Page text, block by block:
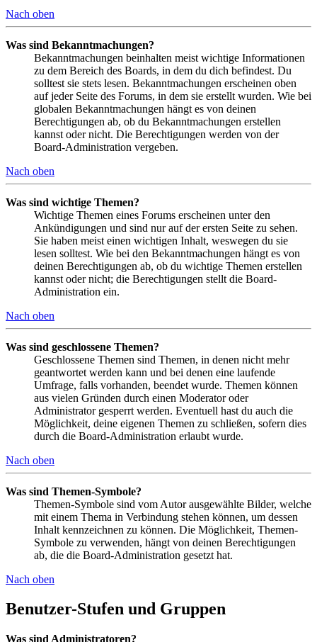
Nach oben
Was sind Bekanntmachungen?
Bekanntmachungen beinhalten meist wichtige Informationen
zu dem Bereich des Boards, in dem du dich befindest. Du
solltest sie stets lesen. Bekanntmachungen erscheinen oben
auf jeder Seite des Forums, in dem sie erstellt wurden. Wie bei
globalen Bekanntmachungen hängt es von deinen
Berechtigungen ab, ob du Bekanntmachungen erstellen
kannst oder nicht. Die Berechtigungen werden von der
Board-Administration vergeben.
Nach oben
Was sind wichtige Themen?
Wichtige Themen eines Forums erscheinen unter den
Ankündigungen und sind nur auf der ersten Seite zu sehen.
Sie haben meist einen wichtigen Inhalt, weswegen du sie
lesen solltest. Wie bei den Bekanntmachungen hängt es von
deinen Berechtigungen ab, ob du wichtige Themen erstellen
kannst oder nicht; die Berechtigungen stellt die Board-
Administration ein.
Nach oben
Was sind geschlossene Themen?
Geschlossene Themen sind Themen, in denen nicht mehr
geantwortet werden kann und bei denen eine laufende
Umfrage, falls vorhanden, beendet wurde. Themen können
aus vielen Gründen durch einen Moderator oder
Administrator gesperrt werden. Eventuell hast du auch die
Möglichkeit, deine eigenen Themen zu schließen, sofern dies
durch die Board-Administration erlaubt wurde.
Nach oben
Was sind Themen-Symbole?
Themen-Symbole sind vom Autor ausgewählte Bilder, welche
mit einem Thema in Verbindung stehen können, um dessen
Inhalt kennzeichnen zu können. Die Möglichkeit, Themen-
Symbole zu verwenden, hängt von deinen Berechtigungen
ab, die die Board-Administration gesetzt hat.
Nach oben
Benutzer-Stufen und Gruppen
Was sind Administratoren?